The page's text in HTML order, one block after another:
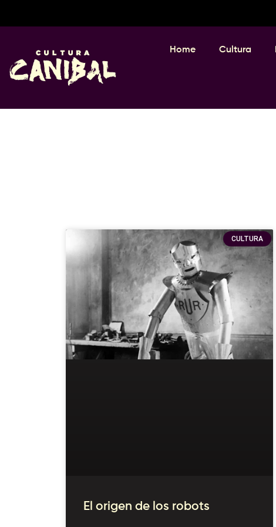
Home Cultura
CULTURA
El origen de los robots